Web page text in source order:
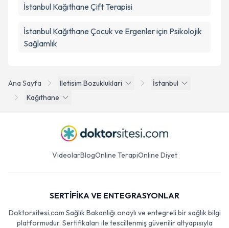
Ana Sayfa Iletisim Bozukluklari
İstanbul
Kağıthane
İstanbul Kağıthane Çift Terapisi
İstanbul Kağıthane Çocuk ve Ergenler için Psikolojik
Sağlamlık
VideolarBlogOnline TerapiOnline Diyet
SERTİFİKA VE ENTEGRASYONLAR
Doktorsitesi.com Sağlık Bakanlığı onaylı ve entegreli bir sağlık bilgi
platformudur. Sertifikaları ile tescillenmiş güvenilir altyapısıyla